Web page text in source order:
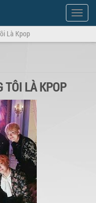
Show
Menu
Là Kpop
TÔI LÀ KPOP